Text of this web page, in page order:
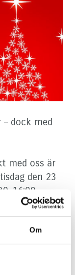
Om
dock med
med oss är
den 23
december